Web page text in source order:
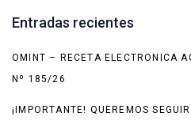
Entradas recientes
OMINT – RECETA ELECTRONICA
Nº 185/26
¡IMPORTANTE! QUEREMOS